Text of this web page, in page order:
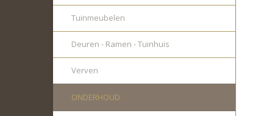
Tuinmeubelen
Deuren - Ramen - Tuinhuis
Verven
ONDERHOUD